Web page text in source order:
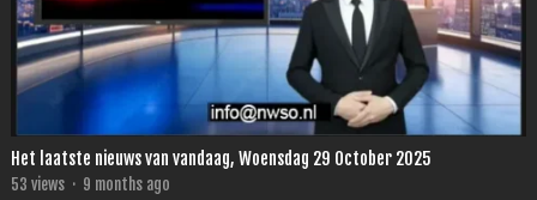
Het laatste nieuws van vandaag, Woensdag 29 October 2025
53 views · 9 months ago